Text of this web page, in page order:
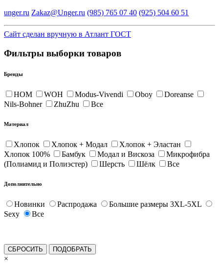
unger.ru Zakaz@Unger.ru (985) 765 07 40 (925) 504 60 51
Сайт сделан вручную в Атлант ГОСТ
Фильтры выборки товаров
Бренды
HOM WOH Modus-Vivendi Oboy
Doreanse
Nils-Bohner
ZhuZhu Все
Материал
Хлопок Хлопок + Модал
Хлопок + Эластан
Хлопок 100%
Бамбук Модал и Вискоза
Микрофибра
(Полиамид и Полиэстер)
Шерсть Шёлк Все
Дополнительно
Новинки Распродажа
Большие размеры 3XL-5XL
Sexy
Все
×